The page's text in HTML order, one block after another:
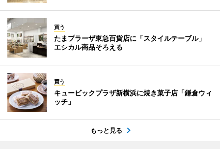
買う
たまプラーザ東急百貨店に「スタイルテーブル」
エシカル商品そろえる
買う
キュービックプラザ新横浜に焼き菓子店「鎌倉ウィ
ッチ」
もっと見る